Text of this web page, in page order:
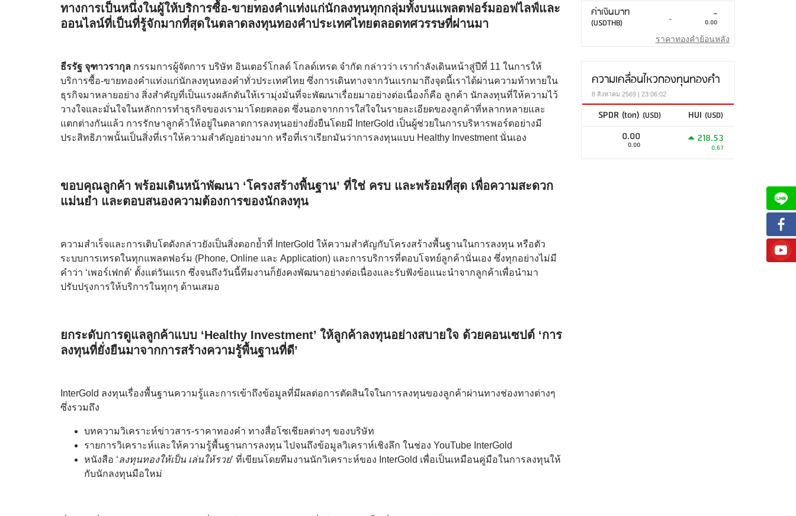
ทางการเป็นหนึ่งในผู้ให้บริการซื้อ-ขายทองคำแท่งแก่นักลงทุนทุกกลุ่มทั้งบนแพลตฟอร์มออฟไลฟ์และ
ออนไลน์ที่เป็นที่รู้จักมากที่สุดในตลาดลงทุนทองคำประเทศไทยตลอดทศวรรษที่ผ่านมา
ธีรรัฐ จุฑาวรากุล กรรมการผู้จัดการ บริษัท อินเตอร์โกลด์ โกลด์เทรด จำกัด กล่าวว่า เรากำลังเดินหน้าสู่ปีที่ 11 ในการให้
บริการซื้อ-ขายทองคำแท่งแก่นักลงทุนทองคำทั่วประเทศไทย ซึ่งการเดินทางจากวันแรกมาถึงจุดนี้เราได้ผ่านความท้าทายใน
ธุรกิจมาหลายอย่าง สิ่งสำคัญที่เป็นแรงผลักดันให้เรามุ่งมั่นที่จะพัฒนาเรื่อยมาอย่างต่อเนื่องก็คือ ลูกค้า นักลงทุนที่ให้ความไว้
วางใจและมั่นใจในหลักการทำธุรกิจของเรามาโดยตลอด ซึ่งนอกจากการใส่ใจในรายละเอียดของลูกค้าที่หลากหลายและ
แตกต่างกันแล้ว การรักษาลูกค้าให้อยู่ในตลาดการลงทุนอย่างยั่งยืนโดยมี InterGold เป็นผู้ช่วยในการบริหารพอร์ตอย่างมี
ประสิทธิภาพนั้นเป็นสิ่งที่เราให้ความสำคัญอย่างมาก หรือที่เราเรียกมันว่าการลงทุนแบบ Healthy Investment นั่นเอง
ขอบคุณลูกค้า พร้อมเดินหน้าพัฒนา ‘โครงสร้างพื้นฐาน’ ที่ใช่ ครบ และพร้อมที่สุด เพื่อความสะดวก
แม่นยำ และตอบสนองความต้องการของนักลงทุน
ความสำเร็จและการเติบโตดังกล่าวยังเป็นสิ่งตอกย้ำที่ InterGold ให้ความสำคัญกับโครงสร้างพื้นฐานในการลงทุน หรือตัว
ระบบการเทรดในทุกแพลตฟอร์ม (Phone, Online และ Application) และการบริการที่ตอบโจทย์ลูกค้านั่นเอง ซึ่งทุกอย่างไม่มี
คำว่า ‘เพอร์เฟกต์’ ตั้งแต่วันแรก ซึ่งจนถึงวันนี้ทีมงานก็ยังคงพัฒนาอย่างต่อเนื่องและรับฟังข้อแนะนำจากลูกค้าเพื่อนำมา
ปรับปรุงการให้บริการในทุกๆ ด้านเสมอ
ยกระดับการดูแลลูกค้าแบบ ‘Healthy Investment’ ให้ลูกค้าลงทุนอย่างสบายใจ ด้วยคอนเซปต์ ‘การ
ลงทุนที่ยั่งยืนมาจากการสร้างความรู้พื้นฐานที่ดี’
InterGold ลงทุนเรื่องพื้นฐานความรู้และการเข้าถึงข้อมูลที่มีผลต่อการตัดสินใจในการลงทุนของลูกค้าผ่านทางช่องทางต่างๆ
ซึ่งรวมถึง
บทความวิเคราะห์ข่าวสาร-ราคาทองคำ ทางสื่อโซเชียลต่างๆ ของบริษัท
รายการวิเคราะห์และให้ความรู้พื้นฐานการลงทุน ไปจนถึงข้อมูลวิเคราห์เชิงลึก ในช่อง YouTube InterGold
หนังสือ ‘ลงทุนทองให้เป็น เล่นให้รวย’ ที่เขียนโดยทีมงานนักวิเคราะห์ของ InterGold เพื่อเป็นเหมือนคู่มือในการลงทุนให้
กับนักลงทุนมือใหม่
ค่าเงินบาท
(USDTHB) - -
0.00
ราคาทองคำย้อนหลัง
ความเคลื่อนไหวกองทุนทองคำ
8 สิงหาคม 2569 | 23:06:02
SPDR (ton) (USD) HUI (USD)
0.00
0.00 218.53
0.67